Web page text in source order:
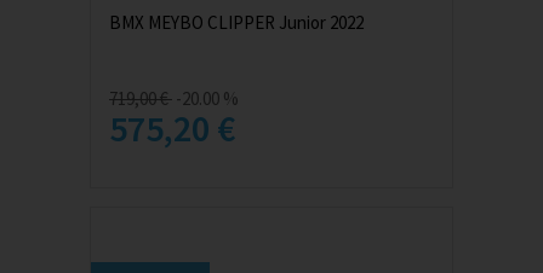
BMX MEYBO CLIPPER Junior 2022
719,00 € -20.00 %
575,20 €